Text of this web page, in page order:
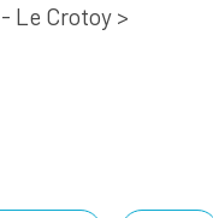
Le Crotoy >